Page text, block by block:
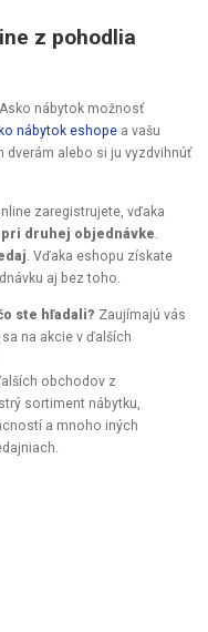
z pohodlia
nábytok možnosť
nábytok eshope a vašu
dverám alebo si ju vyzdvihnúť
zaregistrujete, vďaka
pri druhej objednávke.
. Vďaka eshopu získate
aj bez toho.
ste hľadali? Zaujímajú vás
na akcie v ďalších
obchodov z
sortiment nábytku,
a mnoho iných